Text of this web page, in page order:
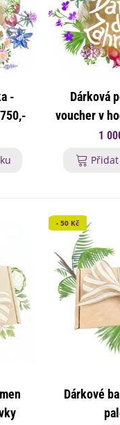
-
Dárková
voucher v
1
- 50 Kč
Dárkové